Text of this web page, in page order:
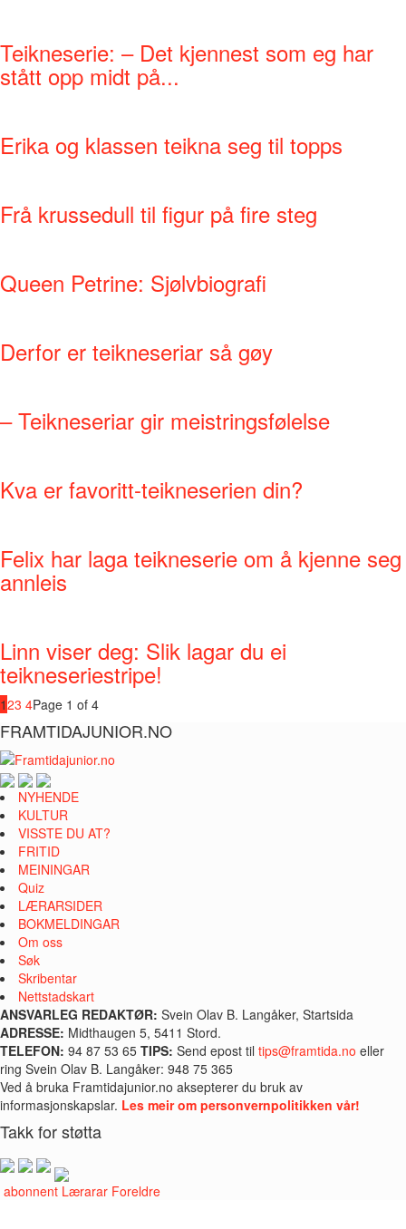
Teikneserie: – Det kjennest som eg har
stått opp midt på...
Erika og klassen teikna seg til topps
Frå krussedull til figur på fire steg
Queen Petrine: Sjølvbiografi
Derfor er teikneseriar så gøy
– Teikneseriar gir meistringsfølelse
Kva er favoritt-teikneserien din?
Felix har laga teikneserie om å kjenne seg
annleis
Linn viser deg: Slik lagar du ei
teikneseriestripe!
123 4Page 1 of 4
FRAMTIDAJUNIOR.NO
NYHENDE
KULTUR
VISSTE DU AT?
FRITID
MEININGAR
Quiz
LÆRARSIDER
BOKMELDINGAR
Om oss
Søk
Skribentar
Nettstadskart
ANSVARLEG REDAKTØR: Svein Olav B. Langåker, Startsida
ADRESSE: Midthaugen 5, 5411 Stord.
TELEFON: 94 87 53 65 TIPS: Send epost til tips@framtida.no eller
ring Svein Olav B. Langåker: 948 75 365
Ved å bruka Framtidajunior.no aksepterer du bruk av
informasjonskapslar. Les meir om personvernpolitikken vår!
Takk for støtta
abonnent Lærarar Foreldre